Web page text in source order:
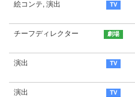
絵コンテ, 演出
チーフディレクター
演出
演出